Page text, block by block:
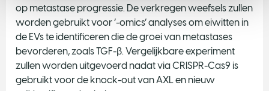
op metastase progressie. De verkregen weefsels zullen
worden gebruikt voor ‘-omics’ analyses om eiwitten in
de EVs te identificeren die de groei van metastases
bevorderen, zoals TGF-β. Vergelijkbare experiment
zullen worden uitgevoerd nadat via CRISPR-Cas9 is
gebruikt voor de knock-out van AXL en nieuw